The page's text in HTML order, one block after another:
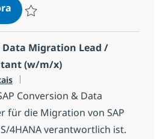
SAP BTP Senior Integration
Data Migration Lead /
(w/m/x)
Conversion & Data
für die Migration von SAP
4HANA verantwortlich ist.